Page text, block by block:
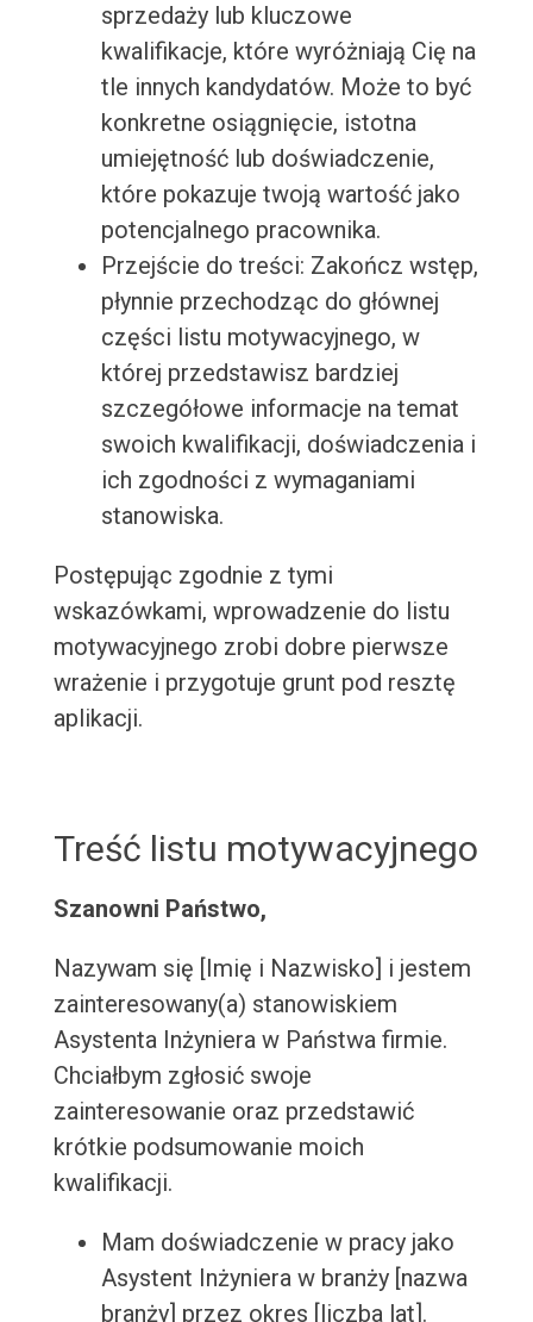
sprzedaży lub kluczowe
kwalifikacje, które wyróżniają Cię na
tle innych kandydatów. Może to być
konkretne osiągnięcie, istotna
umiejętność lub doświadczenie,
które pokazuje twoją wartość jako
potencjalnego pracownika.
Przejście do treści: Zakończ wstęp,
płynnie przechodząc do głównej
części listu motywacyjnego, w
której przedstawisz bardziej
szczegółowe informacje na temat
swoich kwalifikacji, doświadczenia i
ich zgodności z wymaganiami
stanowiska.
Postępując zgodnie z tymi
wskazówkami, wprowadzenie do listu
motywacyjnego zrobi dobre pierwsze
wrażenie i przygotuje grunt pod resztę
aplikacji.
Treść listu motywacyjnego
Szanowni Państwo,
Nazywam się [Imię i Nazwisko] i jestem
zainteresowany(a) stanowiskiem
Asystenta Inżyniera w Państwa firmie.
Chciałbym zgłosić swoje
zainteresowanie oraz przedstawić
krótkie podsumowanie moich
kwalifikacji.
Mam doświadczenie w pracy jako
Asystent Inżyniera w branży [nazwa
branży] przez okres [liczba lat].